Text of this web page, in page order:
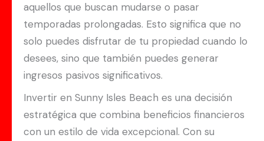
aquellos que buscan mudarse o pasar
temporadas prolongadas. Esto significa que no
solo puedes disfrutar de tu propiedad cuando lo
desees, sino que también puedes generar
ingresos pasivos significativos.
Invertir en Sunny Isles Beach es una decisión
estratégica que combina beneficios financieros
con un estilo de vida excepcional. Con su